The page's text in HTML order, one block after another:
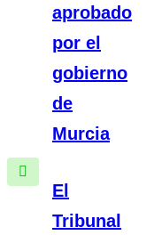
aprobado
por el
gobierno
de
Murcia
El
Tribunal